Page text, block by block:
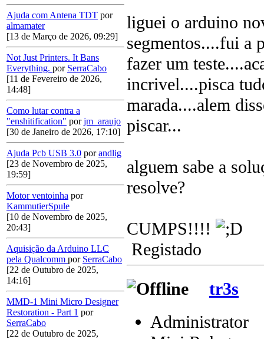
Ajuda com Antena TDT por
almamater
[13 de Março de 2026, 09:29]
Not Just Printers. It Bans
Everything. por SerraCabo
[11 de Fevereiro de 2026,
14:48]
Como lutar contra a
"enshitification" porjm_araujo
[30 de Janeiro de 2026, 17:10]
Ajuda Pcb USB 3.0 porandlig
[23 de Novembro de 2025,
19:59]
Motor ventoinha por
KammutierSpule
[10 de Novembro de 2025,
20:43]
Aquisição da Arduino LLC
pela Qualcomm por SerraCabo
[22 de Outubro de 2025,
14:16]
MMD-1 Mini Micro Designer
Restoration - Part 1 por
SerraCabo
[22 de Outubro de 2025,
liguei o arduino
segmentos....fui a
fazer um
incrivel....pisca
marada....alem
piscar...
alguem sabe a
resolve?
CUMPS!!!!
Registado
tr3s
Administrator